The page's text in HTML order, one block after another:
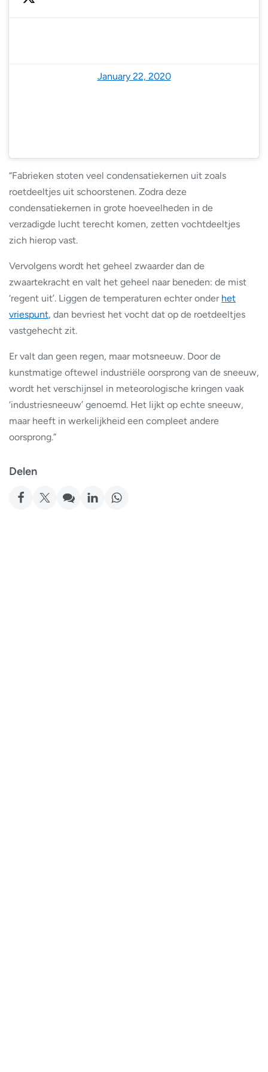
January 22, 2020
“Fabrieken stoten veel condensatiekernen uit zoals
roetdeeltjes uit schoorstenen. Zodra deze
condensatiekernen in grote hoeveelheden in de
verzadigde lucht terecht komen, zetten vochtdeeltjes
zich hierop vast.
Vervolgens wordt het geheel zwaarder dan de
zwaartekracht en valt het geheel naar beneden: de mist
‘regent uit’. Liggen de temperaturen echter onder het
vriespunt, dan bevriest het vocht dat op de roetdeeltjes
vastgehecht zit.
Er valt dan geen regen, maar motsneeuw. Door de
kunstmatige oftewel industriële oorsprong van de sneeuw,
wordt het verschijnsel in meteorologische kringen vaak
‘industriesneeuw’ genoemd. Het lijkt op echte sneeuw,
maar heeft in werkelijkheid een compleet andere
oorsprong.”
Delen